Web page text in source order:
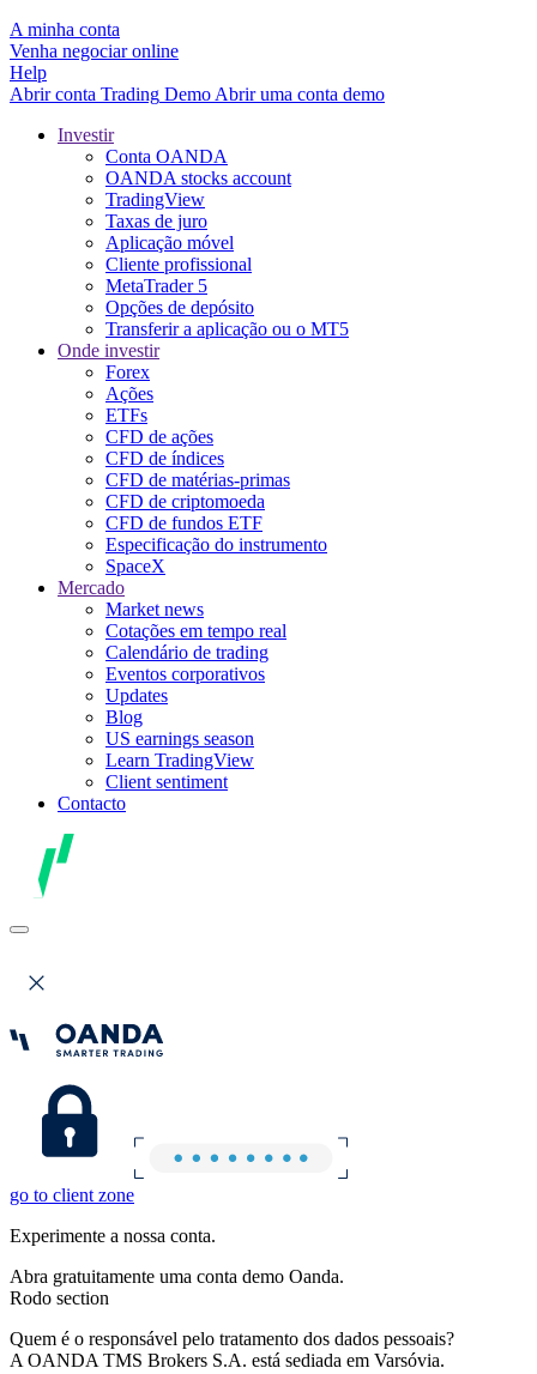
A minha conta
Venha negociar online
Help
Abrir conta Trading Demo Abrir uma conta demo
Investir
Conta OANDA
OANDA stocks account
TradingView
Taxas de juro
Aplicação móvel
Cliente profissional
MetaTrader 5
Opções de depósito
Transferir a aplicação ou o MT5
Onde investir
Forex
Ações
ETFs
CFD de ações
CFD de índices
CFD de matérias-primas
CFD de criptomoeda
CFD de fundos ETF
Especificação do instrumento
SpaceX
Mercado
Market news
Cotações em tempo real
Calendário de trading
Eventos corporativos
Updates
Blog
US earnings season
Learn TradingView
Client sentiment
Contacto
go to client zone
Experimente a nossa conta.
Abra gratuitamente uma conta demo Oanda.
Rodo section
Quem é o responsável pelo tratamento dos dados pessoais?
A OANDA TMS Brokers S.A. está sediada em Varsóvia.